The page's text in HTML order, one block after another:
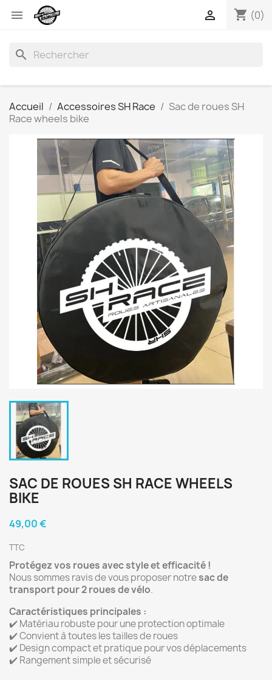
 shopping_cart (0)

search
Accueil Accessoires SH Race
Sac de roues SH
Race wheels bike
SAC DE ROUES SH RACE WHEELS
BIKE
49,00 €
TTC
Protégez vos roues avec style et efficacité !
Nous sommes ravis de vous proposer notresac de
transport pour 2 roues de vélo.
Caractéristiques principales :
✔️ Matériau robuste pour une protection optimale
✔️ Convient à toutes les tailles de roues
✔️ Design compact et pratique pour vos déplacements
✔️ Rangement simple et sécurisé